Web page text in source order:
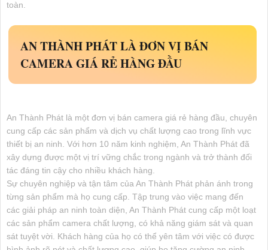
toàn.
AN THÀNH PHÁT LÀ ĐƠN VỊ BÁN
CAMERA GIÁ RẺ HÀNG ĐẦU
An Thành Phát là một đơn vị bán camera giá rẻ hàng đầu, chuyên
cung cấp các sản phẩm và dịch vụ chất lượng cao trong lĩnh vực
thiết bị an ninh. Với hơn 10 năm kinh nghiệm, An Thành Phát đã
xây dựng được một vị trí vững chắc trong ngành và trở thành đối
tác đáng tin cậy cho nhiều khách hàng.
Sự chuyên nghiệp và tận tâm của An Thành Phát phản ánh trong
từng sản phẩm mà họ cung cấp. Tập trung vào việc mang đến
các giải pháp an ninh toàn diện, An Thành Phát cung cấp một loạt
các sản phẩm camera chất lượng, có khả năng giám sát và quan
sát tuyệt vời. Khách hàng của họ có thể yên tâm với việc có được